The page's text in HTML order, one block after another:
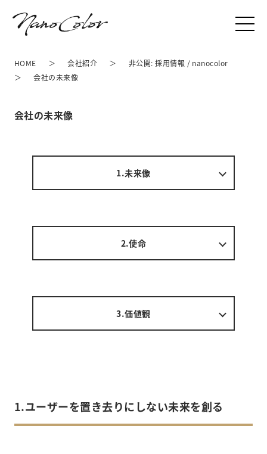
会社の未来像
HOME 会社紹介
非公開: 採用情報 / nanocolor
会社の未来像
1.未来像
2.使命
3.価値観
1.ユーザーを置き去りにしない未来を創る